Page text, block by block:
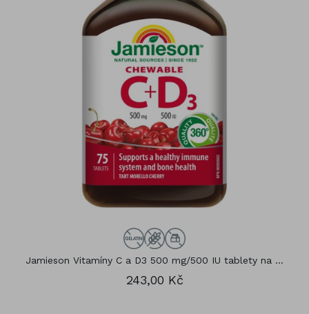
Jamieson Vitamíny C a D3 500 mg/500 IU tablety na ...
243,00 Kč